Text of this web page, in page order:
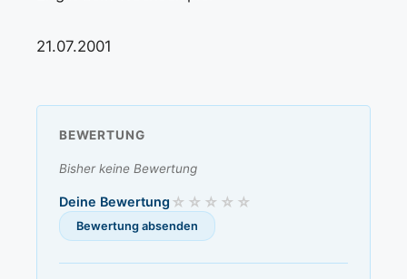
21.07.2001
BEWERTUNG
Bisher keine Bewertung
Deine Bewertung